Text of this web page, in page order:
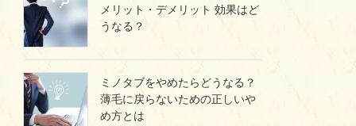
メリット・デメリット 効果はど
うなる？
ミノタブをやめたらどうなる？
薄毛に戻らないための正しいや
め方とは